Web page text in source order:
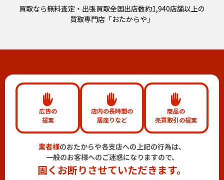
買取なら無料査定・出張買取全国出店数約1,940店舗以上の
買取専門店「おたからや」
広告の
提案
店内の長時間の
居座りなど
商品の
売買取引の提案
業者様のおたからや各支店への上記の行為は、
一般のお客様へのご迷惑になりますので、
固くお断りさせていただきます。